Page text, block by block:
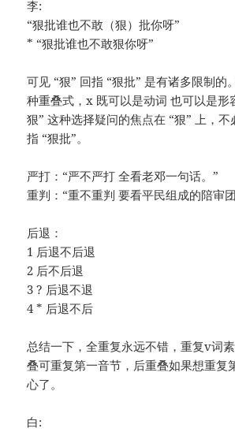
李:
“狠批谁也不敢（狠）批你呀”
* “狠批谁也不敢狠你呀”
可见 “狠” 回指 “狠批” 是有诸多限制的
种重叠式，x 既可以是动词 也可以是形
狠” 这种选择疑问的焦点在 “狠” 上，不
指 “狠批”。
严打：“严不严打 全看老邓一句话。”
重判：“重不重判 要看平民组成的陪审
后退：
1 后退不后退
2 后不后退
3 ? 后退不退
4 * 后退不后
总结一下，全重复永远不错，重复v词
叠可重复第一音节，后重叠如果想重复
心了。
白: